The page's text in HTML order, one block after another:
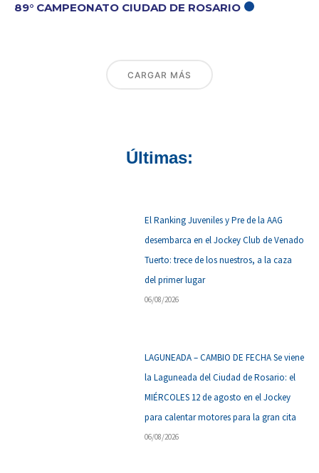
89° CAMPEONATO CIUDAD DE ROSARIO
CARGAR MÁS
Últimas:
El Ranking Juveniles y Pre de la AAG
desembarca en el Jockey Club de Venado
Tuerto: trece de los nuestros, a la caza
del primer lugar
06/08/2026
LAGUNEADA – CAMBIO DE FECHA Se viene
la Laguneada del Ciudad de Rosario: el
MIÉRCOLES 12 de agosto en el Jockey
para calentar motores para la gran cita
06/08/2026